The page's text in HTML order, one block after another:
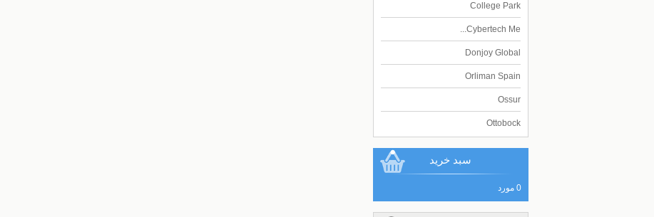
College Park
Cybertech Me...
Donjoy Global
Orliman Spain
Ossur
Ottobock
سبد خريد
0 مورد